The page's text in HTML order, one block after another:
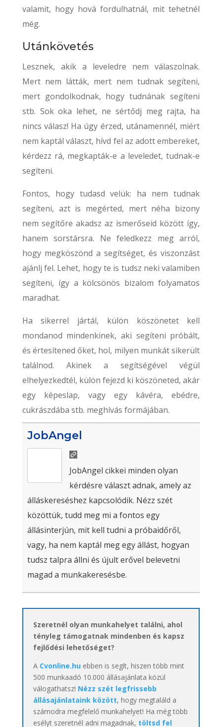
valamit, hogy hová fordulhatnál, mit tehetnél
még.
Utánkövetés
Lesznek, akik a leveledre nem válaszolnak.
Mert nem látták, mert nem tudnak segíteni,
mert gondolkodnak, hogy tudnának segíteni
stb. Sok oka lehet, ne sértődj meg rajta, ha
nincs válasz! Ha úgy érzed, utánamennél, miért
nem kaptál választ, hívd fel az adott embereket,
kérdezz rá, megkapták-e a leveledet, tudnak-e
segíteni.
Fontos, hogy tudasd velük: ha nem tudnak
segíteni, azt is megérted, mert néha bizony
nem segítőre akadsz az ismerőseid között így,
hanem sorstársra. Ne feledkezz meg arról,
hogy megköszönd a segítséget, és viszonzást
ajánlj fel. Lehet, hogy te is tudsz neki valamiben
segíteni, így a kölcsönös bizalom folyamatos
maradhat.
Ha sikerrel jártál, külön köszönetet kell
mondanod mindenkinek, aki segíteni próbált,
és értesítened őket, hol, milyen munkát sikerült
találnod. Akinek a segítségével végül
elhelyezkedtél, külön fejezd ki köszöneted, akár
egy képeslap, vagy egy kávéra, ebédre,
cukrászdába stb. meghívás formájában.
JobAngel
JobAngel cikkei minden olyan
kérdésre választ adnak, amely az
álláskereséshez kapcsolódik. Nézz szét
közöttük, tudd meg mi a fontos egy
állásinterjún, mit kell tudni a próbaidőről,
vagy, ha nem kaptál meg egy állást, hogyan
tudsz talpra állni és újult erővel belevetni
magad a munkakeresésbe.
Szeretnél olyan munkahelyet találni, ahol
tényleg támogatnak mindenben és kapsz
fejlődési lehetőséget?
A Cvonline.huebben is segít, hiszen több mint
500 munkaadó 10.000 állásajánlata közül
válogathatsz! Nézz szét legfrissebb
állásajánlataink között, hogy megtaláld a
számodra megfelelő munkahelyet! Ha még több
esélyt szeretnél adni magadnak, töltsd fel